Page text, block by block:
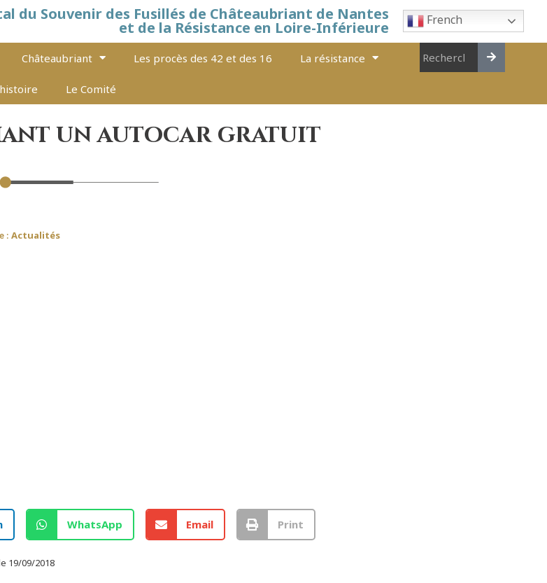
du Souvenir des Fusillés de Châteaubriant de Nantes
et de la Résistance en Loire-Inférieure French
Châteaubriant Les procès des 42 et des 16 La résistance
Le Comité
un autocar gratuit
: Actualités
WhatsApp Email Print
19/09/2018